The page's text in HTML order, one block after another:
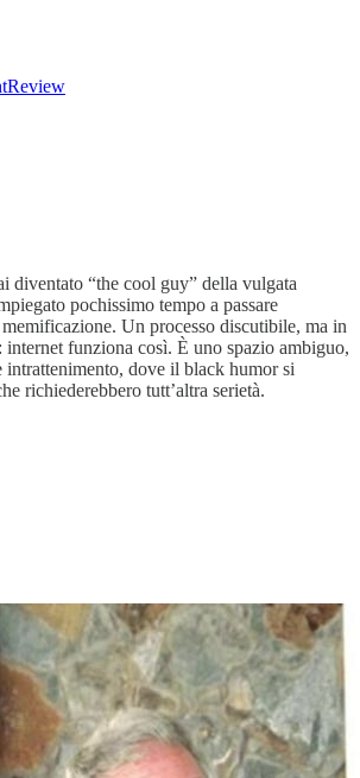
diventato “the cool guy” della vulgata
pochissimo tempo a passare
Un processo discutibile, ma in
internet funziona così. È uno spazio ambiguo,
intrattenimento, dove il black humor si
richiederebbero tutt’altra serietà.